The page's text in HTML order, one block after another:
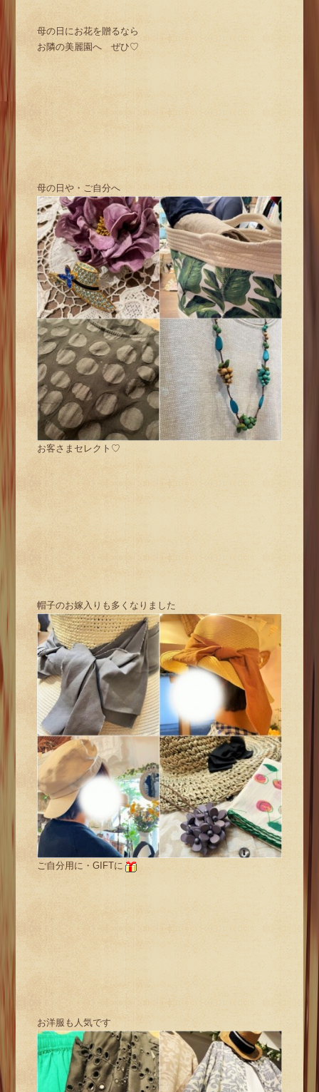
母の日にお花を贈るなら
お隣の美麗園へ ぜひ♡
母の日や・ご自分へ
お客さまセレクト♡
帽子のお嫁入りも多くなりました
ご自分用に・GIFTに
お洋服も人気です